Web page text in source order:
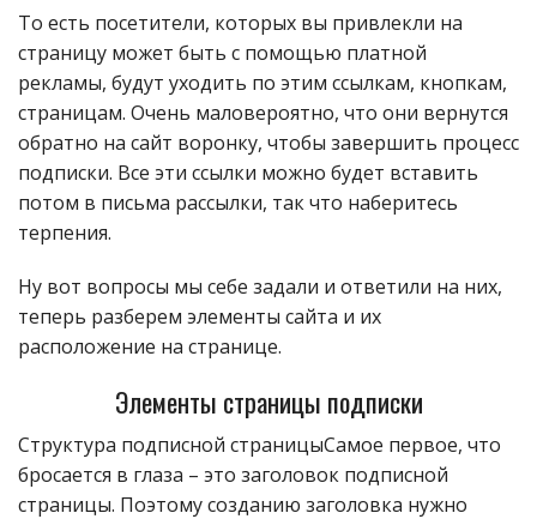
То есть посетители, которых вы привлекли на
страницу может быть с помощью платной
рекламы, будут уходить по этим ссылкам, кнопкам,
страницам. Очень маловероятно, что они вернутся
обратно на сайт воронку, чтобы завершить процесс
подписки. Все эти ссылки можно будет вставить
потом в письма рассылки, так что наберитесь
терпения.
Ну вот вопросы мы себе задали и ответили на них,
теперь разберем элементы сайта и их
расположение на странице.
Элементы страницы подписки
Структура подписной страницыСамое первое, что
бросается в глаза – это заголовок подписной
страницы. Поэтому созданию заголовка нужно